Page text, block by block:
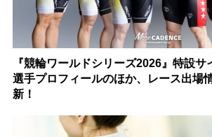
『競輪ワールドシリーズ2026』特設サ
選手プロフィールのほか、レース出場
新！